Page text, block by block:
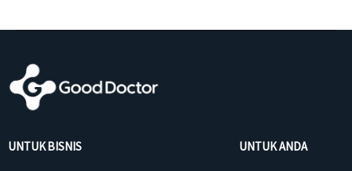
UNTUK BISNIS UNTUK ANDA